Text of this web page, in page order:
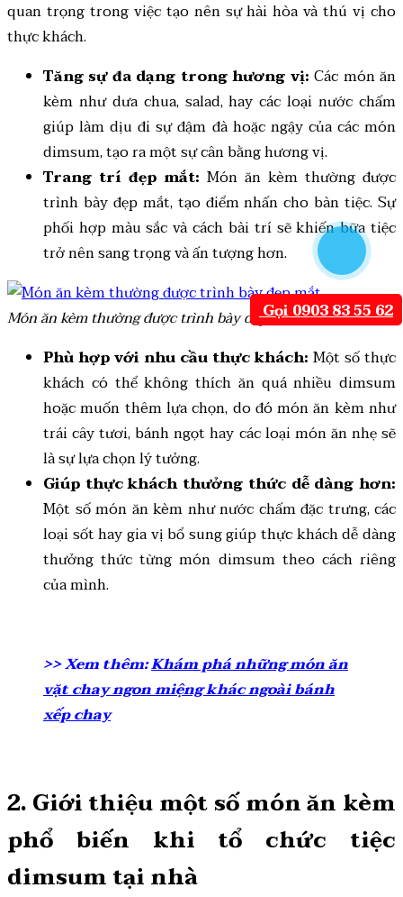
quan trọng trong việc tạo nên sự hài hòa và thú vị cho
thực khách.
Tăng sự đa dạng trong hương vị: Các món ăn
kèm như dưa chua, salad, hay các loại nước chấm
giúp làm dịu đi sự đậm đà hoặc ngậy của các món
dimsum, tạo ra một sự cân bằng hương vị.
Trang trí đẹp mắt: Món ăn kèm thường được
trình bày đẹp mắt, tạo điểm nhấn cho bàn tiệc. Sự
phối hợp màu sắc và cách bài trí sẽ khiến bữa tiệc
trở nên sang trọng và ấn tượng hơn.
Món ăn kèm thường được trình bày đẹp mắt
Phù hợp với nhu cầu thực khách: Một số thực
khách có thể không thích ăn quá nhiều dimsum
hoặc muốn thêm lựa chọn, do đó món ăn kèm như
trái cây tươi, bánh ngọt hay các loại món ăn nhẹ sẽ
là sự lựa chọn lý tưởng.
Giúp thực khách thưởng thức dễ dàng hơn:
Một số món ăn kèm như nước chấm đặc trưng, các
loại sốt hay gia vị bổ sung giúp thực khách dễ dàng
thưởng thức từng món dimsum theo cách riêng
của mình.
>> Xem thêm:Khám phá những món ăn
vặt chay ngon miệng khác ngoài bánh
xếp chay
2. Giới thiệu một số món ăn kèm
phổ biến khi tổ chức tiệc
dimsum tại nhà
Gọi 0903 83 55 62